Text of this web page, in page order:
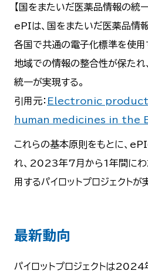
【国をまたいだ医薬品情報の統一
ePIは、国をまたいだ医薬品情
各国で共通の電子化標準を使用
地域での情報の整合性が保たれ
統一が実現する。
引用元： Electronic
human medicines in the
これらの基本原則をもとに、
れ、2023年7月から1年間にわ
用するパイロットプロジェクトが
最新動向
パイロットプロジェクトは